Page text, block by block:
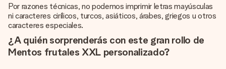
Por razones técnicas, no podemos imprimir letras mayúsculas
ni caracteres cirílicos, turcos, asiáticos, árabes, griegos u otros
caracteres especiales.
¿A quién sorprenderás con este gran rollo de
Mentos frutales XXL personalizado?